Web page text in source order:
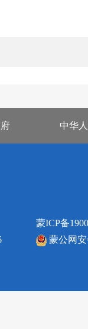
中华
蒙ICP备
蒙公网安